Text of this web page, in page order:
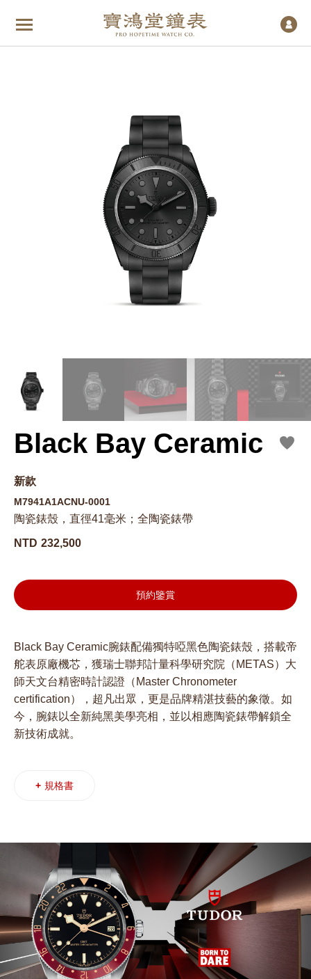
Black Bay Ceramic
新款
M7941A1ACNU-0001
陶瓷錶殼，直徑41毫米；全陶瓷錶帶
NTD 232,500
預約鑒賞
Black Bay Ceramic腕錶配備獨特啞黑色陶瓷錶殼，搭載帝
舵表原廠機芯，獲瑞士聯邦計量科學研究院（METAS）大
師天文台精密時計認證（Master Chronometer
certification），超凡出眾，更是品牌精湛技藝的象徵。如
今，腕錶以全新純黑美學亮相，並以相應陶瓷錶帶解鎖全
新技術成就。
+ 規格書